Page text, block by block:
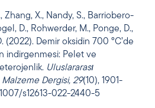
Zhang, X., Nandy, S., Barriobero-
D., Rohwerder, M., Ponge, D.,
(2022). Demir oksidin 700 °C’de
indirgenmesi: Pelet ve
Uluslararası
Dergisi, 29(10), 1901-
s12613-022-2440-5